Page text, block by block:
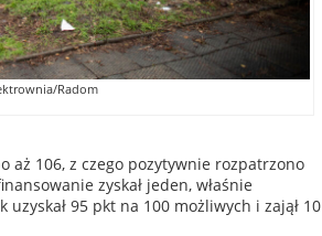
Radom
aż 106, z czego pozytywnie rozpatrzono
zyskał jeden, właśnie
95 pkt na 100 możliwych i zajął 10